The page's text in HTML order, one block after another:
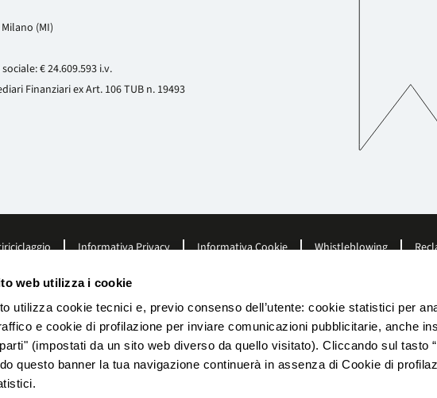
web utilizza i cookie
utilizza cookie tecnici e, previo consenso dell’utente: cookie statistici per
e cookie di profilazione per inviare comunicazioni pubblicitarie, anche
(impostati da un sito web diverso da quello visitato). Cliccando sul tasto
questo banner la tua navigazione continuerà in assenza di Cookie di
(MI)
€ 24.609.593 i.v.
Finanziari ex Art. 106 TUB n. 19493
Informativa Privacy Informativa Cookie Whistleblowing